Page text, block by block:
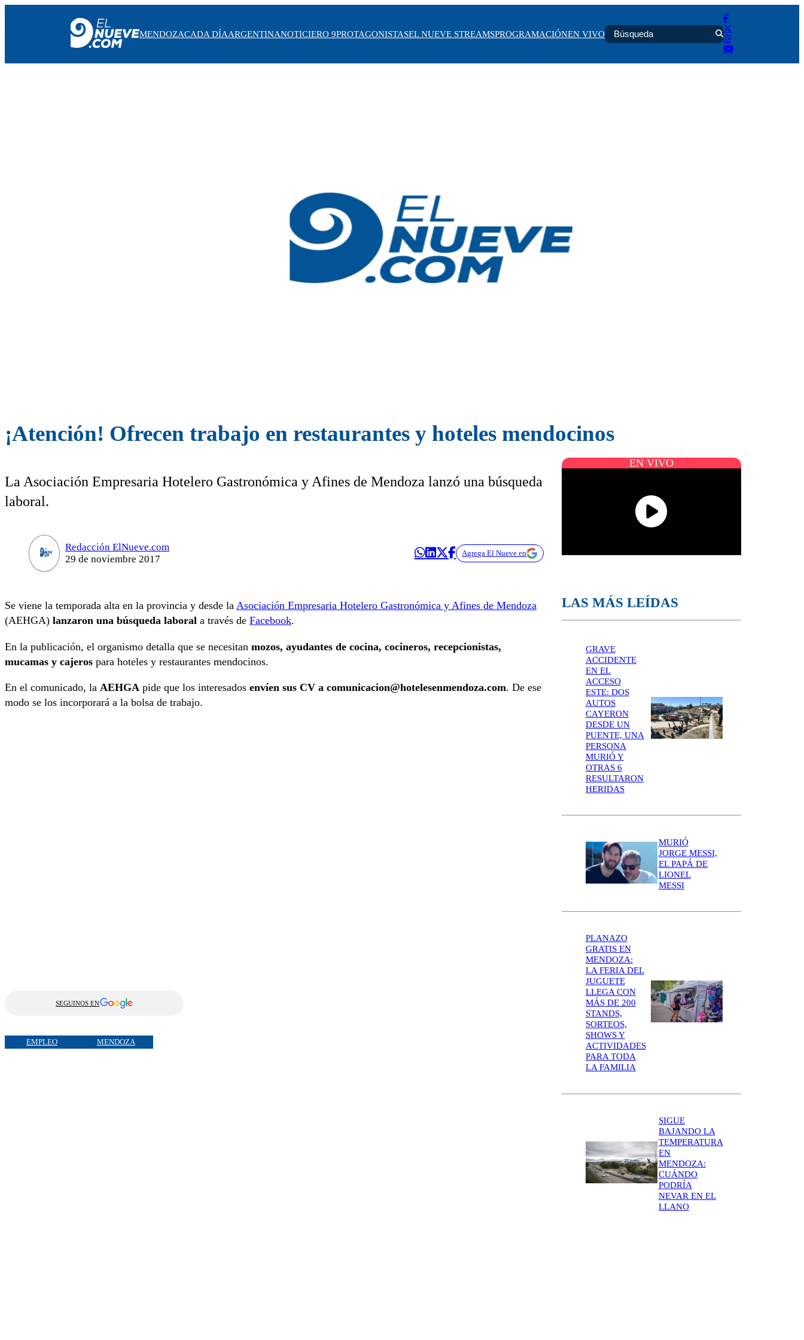
MENDOZACADA DÍAARGENTINANOTICIERO 9PROTAGONISTASEL NUEVE STREAMSPROGRAMACIÓNEN VIVO
¡Atención! Ofrecen trabajo en restaurantes y hoteles mendocinos
La Asociación Empresaria Hotelero Gastronómica y Afines de Mendoza lanzó una búsqueda
laboral.
Redacción ElNueve.com
29 de noviembre 2017
Agrega El Nueve en
Se viene la temporada alta en la provincia y desde la Asociación Empresaria Hotelero Gastronómica y Afines de Mendoza
(AEHGA) lanzaron una búsqueda laboral a través de Facebook.
En la publicación, el organismo detalla que se necesitan mozos, ayudantes de cocina, cocineros, recepcionistas,
mucamas y cajeros para hoteles y restaurantes mendocinos.
En el comunicado, la AEHGA pide que los interesados envíen sus CV a comunicacion@hotelesenmendoza.com. De ese
modo se los incorporará a la bolsa de trabajo.
SEGUINOS EN
EMPLEO MENDOZA
EN VIVO
LAS MÁS LEÍDAS
GRAVE
ACCIDENTE
EN EL
ACCESO
ESTE: DOS
AUTOS
CAYERON
DESDE UN
PUENTE, UNA
PERSONA
MURIÓ Y
OTRAS 6
RESULTARON
HERIDAS
MURIÓ
JORGE MESSI,
EL PAPÁ DE
LIONEL
MESSI
PLANAZO
GRATIS EN
MENDOZA:
LA FERIA DEL
JUGUETE
LLEGA CON
MÁS DE 200
STANDS,
SORTEOS,
SHOWS Y
ACTIVIDADES
PARA TODA
LA FAMILIA
SIGUE
BAJANDO LA
TEMPERATURA
EN
MENDOZA:
CUÁNDO
PODRÍA
NEVAR EN EL
LLANO